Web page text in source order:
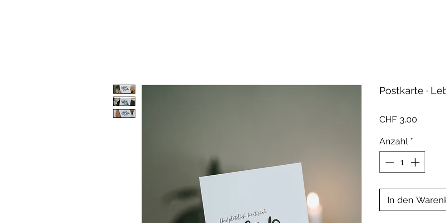
Postkarte ·
CHF 3.00
Anzahl *
In den